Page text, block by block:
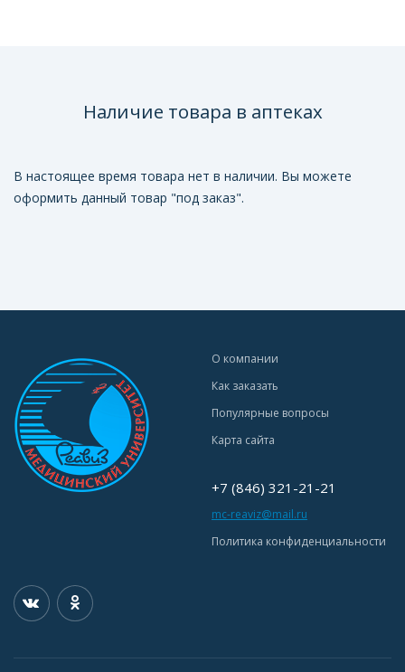
Наличие товара в аптеках
В настоящее время товара нет в наличии. Вы можете
оформить данный товар "под заказ".
О компании
Как заказать
Популярные вопросы
Карта сайта
+7 (846) 321-21-21
mc-reaviz@mail.ru
Политика конфиденциальности